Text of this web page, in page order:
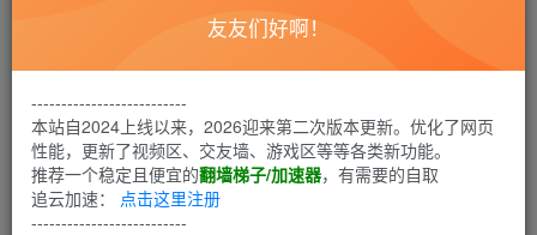
另有小说阅读站点，网罗包括训诫文、腐文在内的
第1回
遐想明星： 李冰冰
友友们好啊！
--------------------------
本站自2024上线以来，2026迎来第二次版本更新。优化了网页
性能，更新了视频区、交友墙、游戏区等等各类新功能。
推荐一个稳定且便宜的翻墙梯子/加速器，有需要的自取
追云加速： 点击这里注册
--------------------------